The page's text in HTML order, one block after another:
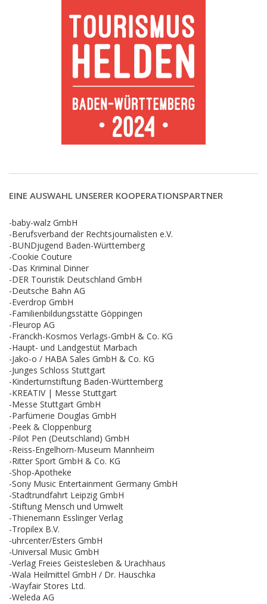
EINE AUSWAHL UNSERER KOOPERATIONSPARTNER
-baby-walz GmbH
-Berufsverband der Rechtsjournalisten e.V.
-BUNDjugend Baden-Württemberg
-Cookie Couture
-Das Kriminal Dinner
-DER Touristik Deutschland GmbH
-Deutsche Bahn AG
-Everdrop GmbH
-Familienbildungsstätte Göppingen
-Fleurop AG
-Franckh-Kosmos Verlags-GmbH & Co. KG
-Haupt- und Landgestüt Marbach
-Jako-o / HABA Sales GmbH & Co. KG
-Junges Schloss Stuttgart
-Kinderturnstiftung Baden-Württemberg
-KREATIV | Messe Stuttgart
-Messe Stuttgart GmbH
-Parfümerie Douglas GmbH
-Peek & Cloppenburg
-Pilot Pen (Deutschland) GmbH
-Reiss-Engelhorn-Museum Mannheim
-Ritter Sport GmbH & Co. KG
-Shop-Apotheke
-Sony Music Entertainment Germany GmbH
-Stadtrundfahrt Leipzig GmbH
-Stiftung Mensch und Umwelt
-Thienemann Esslinger Verlag
-Tropilex B.V.
-uhrcenter/Esters GmbH
-Universal Music GmbH
-Verlag Freies Geistesleben & Urachhaus
-Wala Heilmittel GmbH / Dr. Hauschka
-Wayfair Stores Ltd.
-Weleda AG